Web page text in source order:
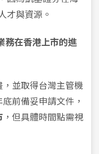
才與資源。
務在香港上市的進
並取得台灣主管機
前備妥申請文件，
，但具體時間點需視